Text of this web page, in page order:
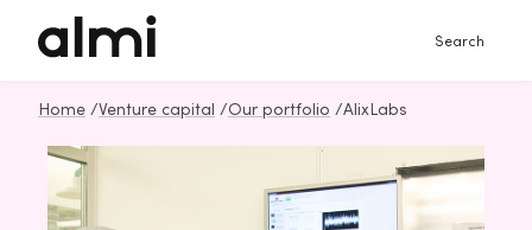
Search
Home /Venture capital /Our portfolio /AlixLabs